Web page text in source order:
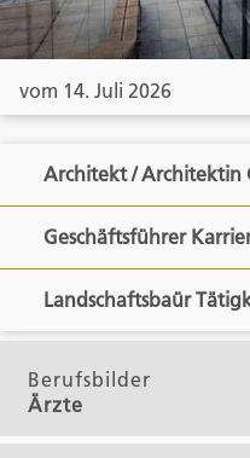
vom 14. Juli 2026
Geschäftsführer
Berufsbilder
Ärzte